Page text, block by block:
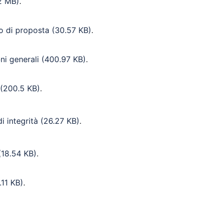
di proposta (30.57 KB).
generali (400.97 KB).
(200.5 KB).
integrità (26.27 KB).
KB).
KB).